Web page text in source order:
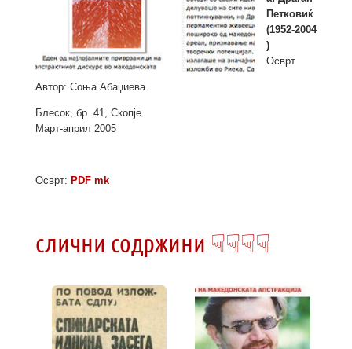
Петковиќ
(1952­-2004
)
Осврт
Автор: Соња Абаџиева
Блесок, бр. 41, Скопје
Март-­април 2005
Осврт: PDF mk
слични содржини ☟☟☟☟